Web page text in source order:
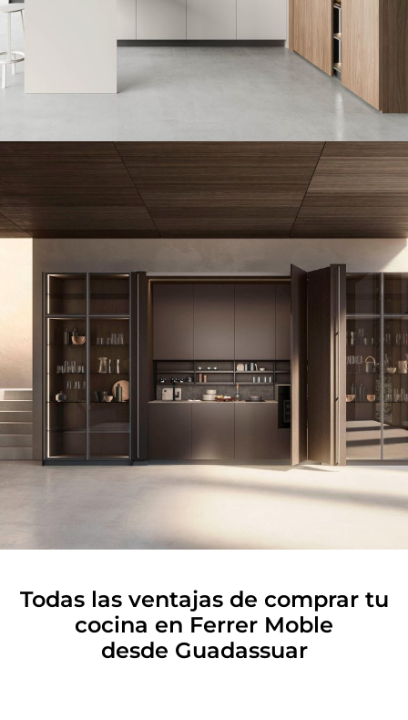
Todas las ventajas de comprar tu
cocina en Ferrer Moble
desde Guadassuar